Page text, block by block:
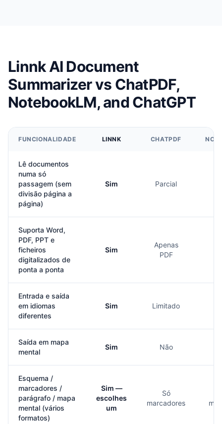
Linnk AI Document
Summarizer vs ChatPDF,
NotebookLM, and ChatGPT
FUNCIONALIDADE LINNK CHATPDF
Lê documentos
numa só
passagem (sem
divisão página a
página)
Sim Parcial
Suporta Word,
PDF, PPT e
ficheiros
digitalizados de
ponta a ponta
Sim
Apenas
PDF
Entrada e saída
em idiomas
diferentes
Sim Limitado
Saída em mapa
mental
Sim Não
Esquema /
marcadores /
parágrafo / mapa
mental (vários
formatos)
Sim —
escolhes
um
Só
marcadores